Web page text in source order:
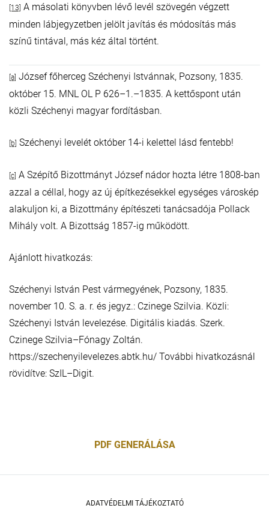
[13] A másolati könyvben lévő levél szövegén végzett
minden lábjegyzetben jelölt javítás és módosítás más
színű tintával, más kéz által történt.
[a] József főherceg Széchenyi Istvánnak, Pozsony, 1835.
október 15. MNL OL P 626–1.–1835. A kettőspont után
közli Széchenyi magyar fordításban.
[b] Széchenyi levelét október 14-i kelettel lásd fentebb!
[c] A Szépítő Bizottmányt József nádor hozta létre 1808-ban
azzal a céllal, hogy az új építkezésekkel egységes városkép
alakuljon ki, a Bizottmány építészeti tanácsadója Pollack
Mihály volt. A Bizottság 1857-ig működött.
Ajánlott hivatkozás:
Széchenyi István Pest vármegyének, Pozsony, 1835.
november 10. S. a. r. és jegyz.: Czinege Szilvia. Közli:
Széchenyi István levelezése. Digitális kiadás. Szerk.
Czinege Szilvia–Fónagy Zoltán.
https://szechenyilevelezes.abtk.hu/ További hivatkozásnál
rövidítve: SzIL–Digit.
PDF GENERÁLÁSA
ADATVÉDELMI TÁJÉKOZTATÓ